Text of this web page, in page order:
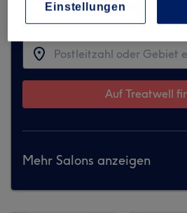
Finde die besten
Auf Treatwell
Mehr Salons anzeigen
Einstellungen